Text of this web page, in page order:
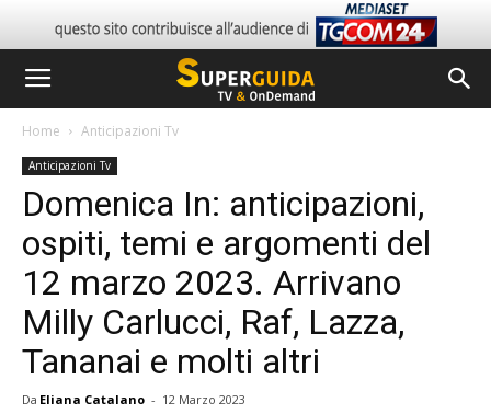
Home Anticipazioni Tv
Anticipazioni Tv
Domenica In: anticipazioni,
ospiti, temi e argomenti del
12 marzo 2023. Arrivano
Milly Carlucci, Raf, Lazza,
Tananai e molti altri
Da Eliana Catalano - 12 Marzo 2023